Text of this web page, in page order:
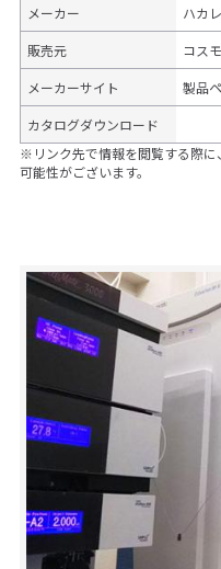
メーカー ハカ
販売元 コス
メーカーサイト 製品
カタログダウンロード
※リンク先で情報を閲覧する際に
可能性がございます。